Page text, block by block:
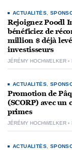
ACTUALITÉS
Rejoignez Poodl
bénéficiez de
million $ déjà
investisseurs
JÉRÉMY HOCHWELKER
ACTUALITÉS
Promotion de
(SCORP) avec un
primes
JÉRÉMY HOCHWELKER
ACTUALITÉS